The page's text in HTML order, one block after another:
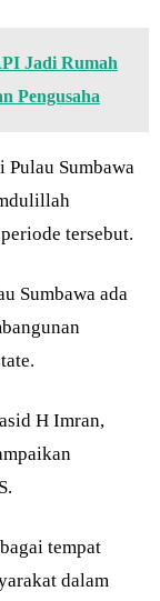
Jadi Rumah
Pengusaha
Pulau Sumbawa
tersebut.
Sumbawa ada
H Imran,
tempat
dalam